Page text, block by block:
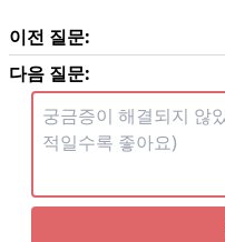
이전 질문:
다음 질문: